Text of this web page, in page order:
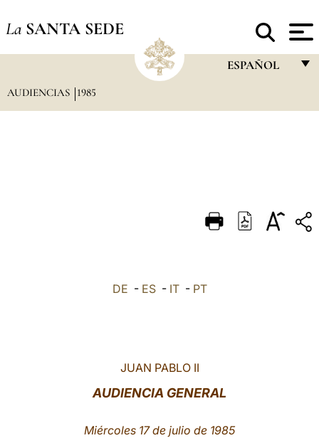
La SANTA SEDE
ESPAÑOL
DEUTSCH
AUDIENCIAS 1985
DE - ES- IT- PT
JUAN PABLO II
AUDIENCIA GENERAL
Miércoles 17 de julio de 1985